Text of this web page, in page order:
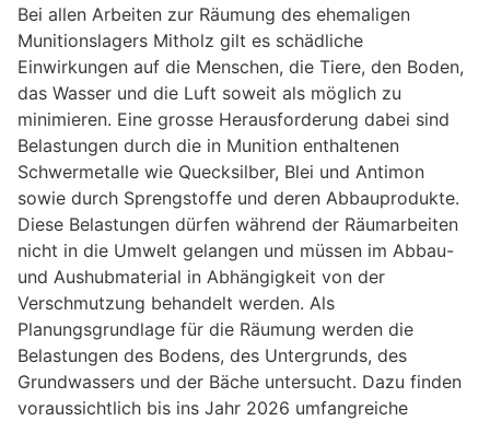
Bei allen Arbeiten zur Räumung des ehemaligen
Munitionslagers Mitholz gilt es schädliche
Einwirkungen auf die Menschen, die Tiere, den Boden,
das Wasser und die Luft soweit als möglich zu
minimieren. Eine grosse Herausforderung dabei sind
Belastungen durch die in Munition enthaltenen
Schwermetalle wie Quecksilber, Blei und Antimon
sowie durch Sprengstoffe und deren Abbauprodukte.
Diese Belastungen dürfen während der Räumarbeiten
nicht in die Umwelt gelangen und müssen im Abbau-
und Aushubmaterial in Abhängigkeit von der
Verschmutzung behandelt werden. Als
Planungsgrundlage für die Räumung werden die
Belastungen des Bodens, des Untergrunds, des
Grundwassers und der Bäche untersucht. Dazu finden
voraussichtlich bis ins Jahr 2026 umfangreiche